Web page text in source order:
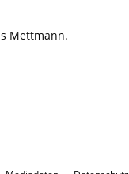
Mettmann.